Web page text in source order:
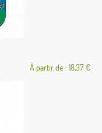
À partir de : 18,37 €